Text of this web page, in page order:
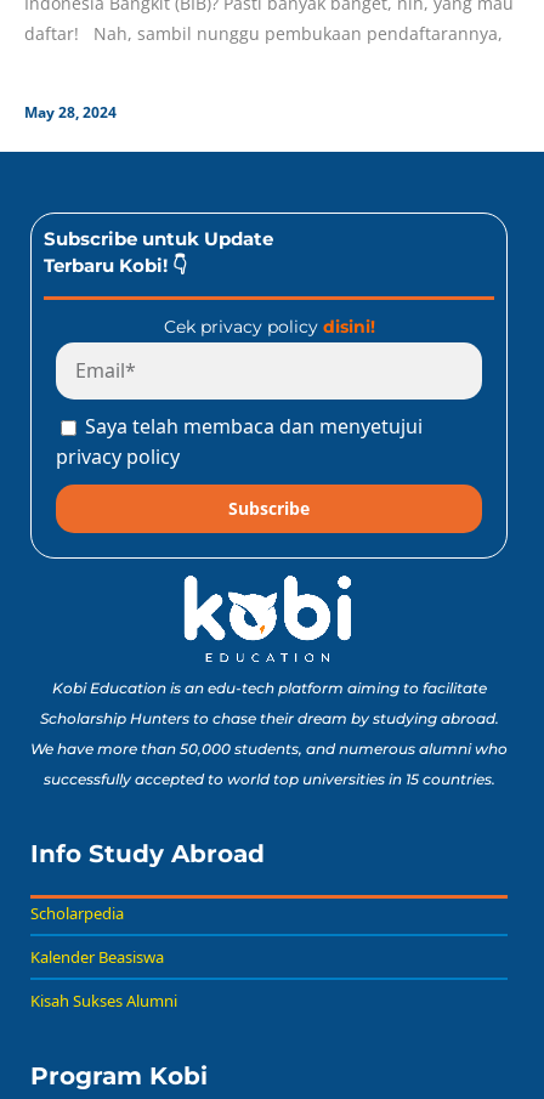
daftar! Nah, sambil nunggu pembukaan pendaftarannya,
May 28, 2024
Subscribe untuk Update
Terbaru Kobi! 👇
Cek privacy policy disini!
Saya telah membaca dan menyetujui
privacy policy
Subscribe
Kobi Education is an edu-tech platform aiming to facilitate
Scholarship Hunters to chase their dream by studying abroad.
We have more than 50,000 students, and numerous alumni who
successfully accepted to world top universities in 15 countries.
Info Study Abroad
Scholarpedia
Kalender Beasiswa
Kisah Sukses Alumni
Program Kobi